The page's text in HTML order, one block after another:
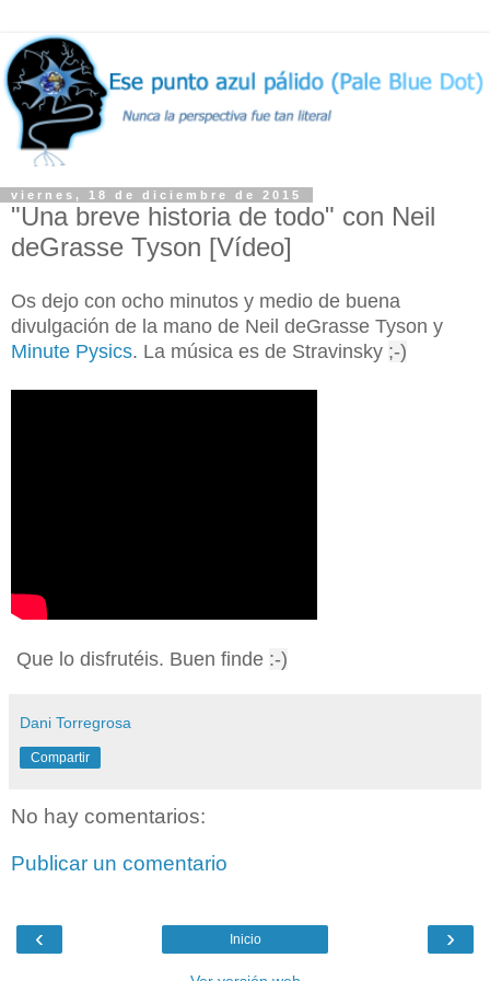
viernes, 18 de diciembre de 2015
"Una breve historia de todo" con Neil
deGrasse Tyson [Vídeo]
Os dejo con ocho minutos y medio de buena
divulgación de la mano de Neil deGrasse Tyson y
Minute Pysics. La música es de Stravinsky ;-)
Que lo disfrutéis. Buen finde :-)
Dani Torregrosa
Compartir
No hay comentarios:
Publicar un comentario
‹ ›
Inicio